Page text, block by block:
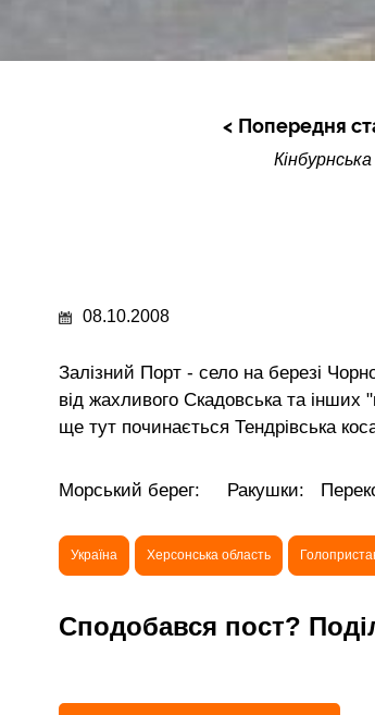
Попередня
08.10.2008
Залізний Порт - село на березі
від жахливого Скадовська та
ще тут починається Тендрівська
Морський берег: Ракушки:
Україна Херсонська область
Сподобався пост?